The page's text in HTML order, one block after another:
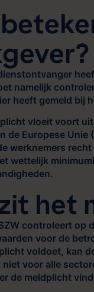
namelijk
heeft gemeld bij
vloeit voort
de Europese Unie
werknemers
wettelijk
het
controleert op
voor de
voldoet, kan
voor alle
de meldplicht